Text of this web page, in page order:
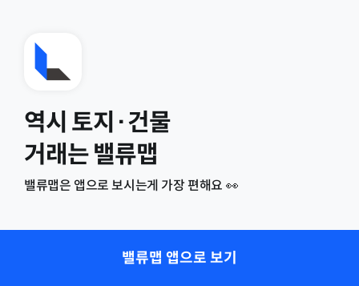
역시 토지·건물
거래는 밸류맵
밸류맵은 앱으로 보시는게 가장 편해요 👀
밸류맵 앱으로 보기